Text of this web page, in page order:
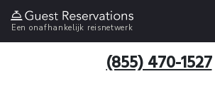
Een onafhankelijk reisnetwerk
(855) 470-1527